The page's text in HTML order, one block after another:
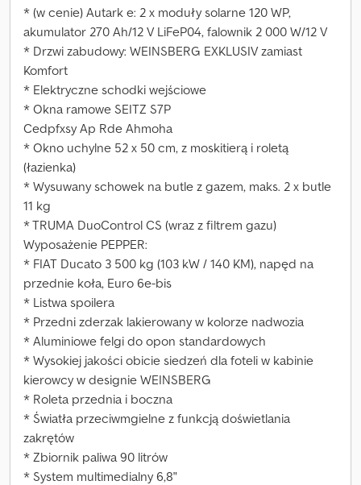
* (w cenie) Autark e: 2 x moduły solarne 120 WP,
akumulator 270 Ah/12 V LiFeP04, falownik 2 000 W/12 V
* Drzwi zabudowy: WEINSBERG EXKLUSIV zamiast
Komfort
* Elektryczne schodki wejściowe
* Okna ramowe SEITZ S7P
Cedpfxsy Ap Rde Ahmoha
* Okno uchylne 52 x 50 cm, z moskitierą i roletą
(łazienka)
* Wysuwany schowek na butle z gazem, maks. 2 x butle
11 kg
* TRUMA DuoControl CS (wraz z filtrem gazu)
Wyposażenie PEPPER:
* FIAT Ducato 3 500 kg (103 kW / 140 KM), napęd na
przednie koła, Euro 6e-bis
* Listwa spoilera
* Przedni zderzak lakierowany w kolorze nadwozia
* Aluminiowe felgi do opon standardowych
* Wysokiej jakości obicie siedzeń dla foteli w kabinie
kierowcy w designie WEINSBERG
* Roleta przednia i boczna
* Światła przeciwmgielne z funkcją doświetlania
zakrętów
* Zbiornik paliwa 90 litrów
* System multimedialny 6,8"